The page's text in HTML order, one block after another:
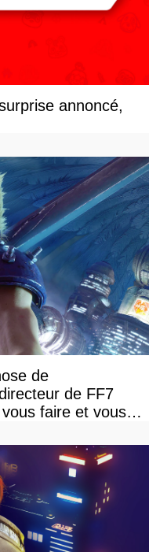
annoncé,
de
de FF7
faire et vous